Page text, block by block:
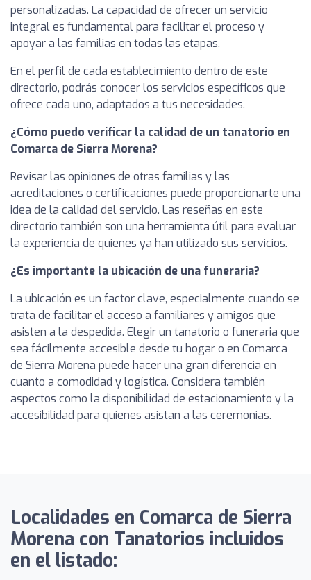
personalizadas. La capacidad de ofrecer un servicio
integral es fundamental para facilitar el proceso y
apoyar a las familias en todas las etapas.
En el perfil de cada establecimiento dentro de este
directorio, podrás conocer los servicios específicos que
ofrece cada uno, adaptados a tus necesidades.
¿Cómo puedo verificar la calidad de un tanatorio en
Comarca de Sierra Morena?
Revisar las opiniones de otras familias y las
acreditaciones o certificaciones puede proporcionarte una
idea de la calidad del servicio. Las reseñas en este
directorio también son una herramienta útil para evaluar
la experiencia de quienes ya han utilizado sus servicios.
¿Es importante la ubicación de una funeraria?
La ubicación es un factor clave, especialmente cuando se
trata de facilitar el acceso a familiares y amigos que
asisten a la despedida. Elegir un tanatorio o funeraria que
sea fácilmente accesible desde tu hogar o en Comarca
de Sierra Morena puede hacer una gran diferencia en
cuanto a comodidad y logística. Considera también
aspectos como la disponibilidad de estacionamiento y la
accesibilidad para quienes asistan a las ceremonias.
Localidades en Comarca de Sierra
Morena con Tanatorios incluidos
en el listado: